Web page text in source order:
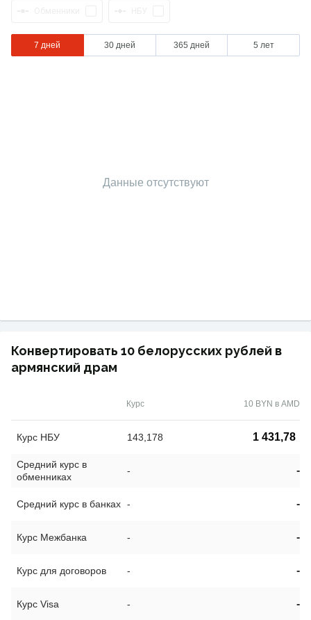
7 дней 30 дней 365 дней 5 лет
Данные отсутствуют
Конвертировать 10 белорусских рублей в
армянский драм
Курс 10 BYN в AMD
Курс НБУ 143,178 1 431,78
Средний курс в
обменниках
- -
Средний курс в банках - -
Курс Межбанка - -
Курс для договоров - -
Курс Visa - -